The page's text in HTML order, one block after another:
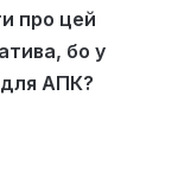
про цей
бо у
АПК?